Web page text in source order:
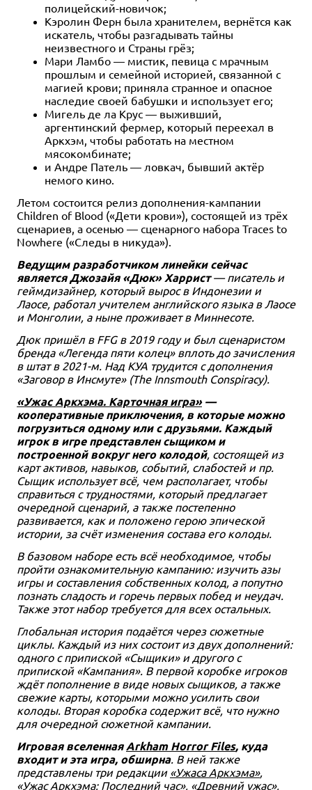
полицейский-новичок;
Кэролин Ферн была хранителем, вернётся как
искатель, чтобы разгадывать тайны
неизвестного и Страны грёз;
Мари Ламбо — мистик, певица с мрачным
прошлым и семейной историей, связанной с
магией крови; приняла странное и опасное
наследие своей бабушки и использует его;
Мигель де ла Крус — выживший,
аргентинский фермер, который переехал в
Аркхэм, чтобы работать на местном
мясокомбинате;
и Андре Патель — ловкач, бывший актёр
немого кино.
Летом состоится релиз дополнения-кампании
Children of Blood («Дети крови»), состоящей из трёх
сценариев, а осенью — сценарного набора Traces to
Nowhere («Следы в никуда»).
Ведущим разработчиком линейки сейчас
является Джозайя «Дюк» Харрист— писатель и
геймдизайнер, который вырос в Индонезии и
Лаосе, работал учителем английского языка в Лаосе
и Монголии, а ныне проживает в Миннесоте.
Дюк пришёл в FFG в 2019 году и был сценаристом
бренда «Легенда пяти колец» вплоть до зачисления
в штат в 2021-м. Над КУА трудится с дополнения
«Заговор в Инсмуте» (The Innsmouth Conspiracy).
«Ужас Аркхэма. Карточная игра»—
кооперативные приключения, в которые можно
погрузиться одному или с друзьями. Каждый
игрок в игре представлен сыщиком и
построенной вокруг него колодой, состоящей из
карт активов, навыков, событий, слабостей и пр.
Сыщик использует всё, чем располагает, чтобы
справиться с трудностями, который предлагает
очередной сценарий, а также постепенно
развивается, как и положено герою эпической
истории, за счёт изменения состава его колоды.
В базовом наборе есть всё необходимое, чтобы
пройти ознакомительную кампанию: изучить азы
игры и составления собственных колод, а попутно
познать сладость и горечь первых побед и неудач.
Также этот набор требуется для всех остальных.
Глобальная история подаётся через сюжетные
циклы. Каждый из них состоит из двух дополнений:
одного с припиской «Сыщики» и другого с
припиской «Кампания». В первой коробке игроков
ждёт пополнение в виде новых сыщиков, а также
свежие карты, которыми можно усилить свои
колоды. Вторая коробка содержит всё, что нужно
для очередной сюжетной кампании.
Игровая вселеннаяArkham Horror Files, куда
входит и эта игра, обширна. В ней также
представлены три редакции «Ужаса Аркхэма»,
«Ужас Аркхэма: Последний час», «Древний ужас»,